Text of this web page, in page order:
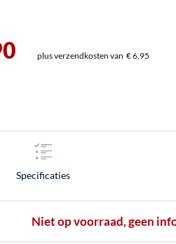
plus verzendkosten van € 6,95
Specificaties
Niet op voorraad, geen